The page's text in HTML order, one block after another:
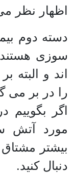
اظهار نظر
دسته دوم
سوزی
اند و البته
را در بر می
مورد آتش
بیشتر
دنبال کنید.